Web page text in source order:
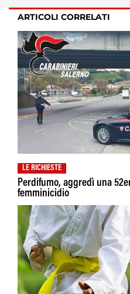
ARTICOLI CORRELATI
LE RICHIESTE
Perdifumo, aggredì una
femminicidio